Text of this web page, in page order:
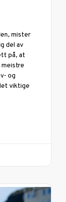
mister
del av
på, at
og
viktige